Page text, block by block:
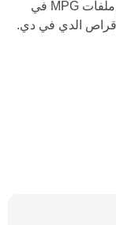
حد سرعة البت 1 ميجابت في الثانية. يستخدم ملفات MPG في
الدي في دي.